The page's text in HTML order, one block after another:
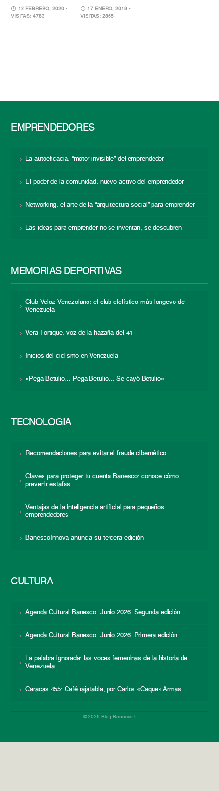
12 FEBRERO, 2020 •
VISITAS: 4783
17 ENERO, 2019 •
VISITAS: 2865
EMPRENDEDORES
La autoeficacia: “motor invisible” del emprendedor
El poder de la comunidad: nuevo activo del emprendedor
Networking: el arte de la “arquitectura social” para emprender
Las ideas para emprender no se inventan, se descubren
MEMORIAS DEPORTIVAS
Club Veloz Venezolano: el club ciclístico más longevo de
Venezuela
Vera Fortique: voz de la hazaña del 41
Inicios del ciclismo en Venezuela
«Pega Betulio… Pega Betulio… Se cayó Betulio»
TECNOLOGÍA
Recomendaciones para evitar el fraude cibernético
Claves para proteger tu cuenta Banesco: conoce cómo
prevenir estafas
Ventajas de la inteligencia artificial para pequeños
emprendedores
BanescoInnova anuncia su tercera edición
CULTURA
Agenda Cultural Banesco. Junio 2026. Segunda edición
Agenda Cultural Banesco. Junio 2026. Primera edición
La palabra ignorada: las voces femeninas de la historia de
Venezuela
Caracas 455: Café rajatabla, por Carlos «Caque» Armas
© 2026 Blog Banesco |